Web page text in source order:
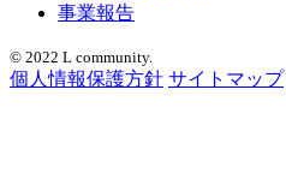
事業報告
© 2022 L community.
個人情報保護方針 サイトマップ